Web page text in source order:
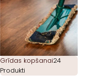
Grīdas kopšanai24
Produkti